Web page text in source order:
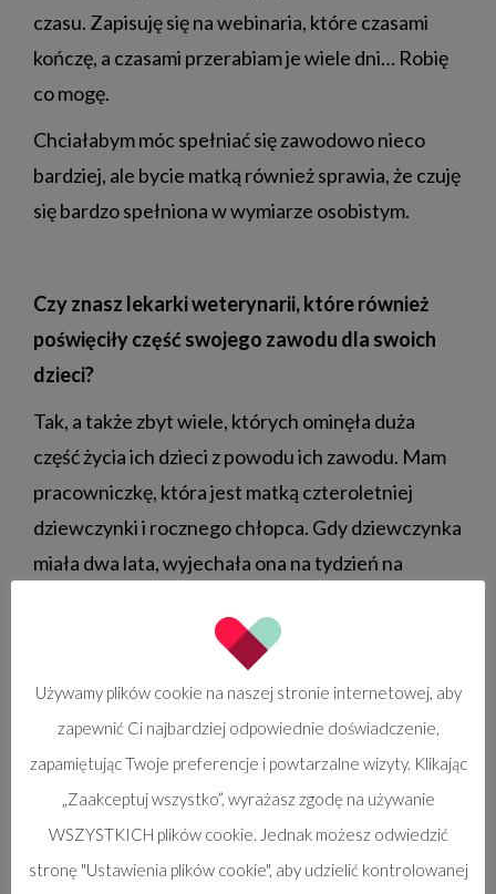
czasu. Zapisuję się na webinaria, które czasami
kończę, a czasami przerabiam je wiele dni… Robię
co mogę.
Chciałabym móc spełniać się zawodowo nieco
bardziej, ale bycie matką również sprawia, że czuję
się bardzo spełniona w wymiarze osobistym.
Czy znasz lekarki weterynarii, które również
poświęciły część swojego zawodu dla swoich
dzieci?
Tak, a także zbyt wiele, których ominęła duża
część życia ich dzieci z powodu ich zawodu. Mam
pracowniczkę, która jest matką czteroletniej
dziewczynki i rocznego chłopca. Gdy dziewczynka
miała dwa lata, wyjechała ona na tydzień na
w kursach magisterskich online oraz
stacjonarnych kursach weekendowych. Oznacza
to zostawienie męża z dziećmi w domu.
zawodowo, ale jest wyczerpana. W takich
Używamy plików cookie na naszej stronie internetowej, aby
zapewnić Ci najbardziej odpowiednie doświadczenie,
zapamiętując Twoje preferencje i powtarzalne wizyty. Klikając
„Zaakceptuj wszystko”, wyrażasz zgodę na używanie
WSZYSTKICH plików cookie. Jednak możesz odwiedzić
stronę "Ustawienia plików cookie", aby udzielić kontrolowanej